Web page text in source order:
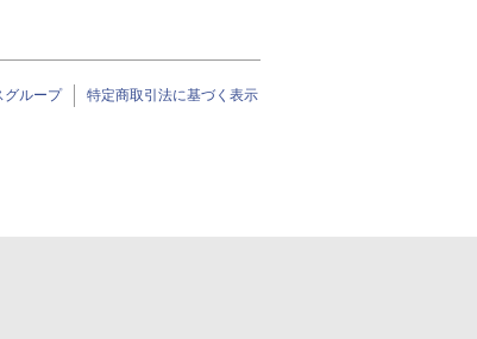
グループ 特定商取引法に基づく表示